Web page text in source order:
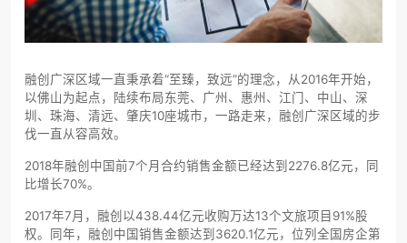
融创广深区域一直秉承着“至臻，致远”的理念，从2016年开始，
以佛山为起点，陆续布局东莞、广州、惠州、江门、中山、深
圳、珠海、清远、肇庆10座城市，一路走来，融创广深区域的步
伐一直从容高效。
2018年融创中国前7个月合约销售金额已经达到2276.8亿元，同
比增长70%。
2017年7月，融创以438.44亿元收购万达13个文旅项目91%股
权。同年，融创中国销售金额达到3620.1亿元，位列全国房企第